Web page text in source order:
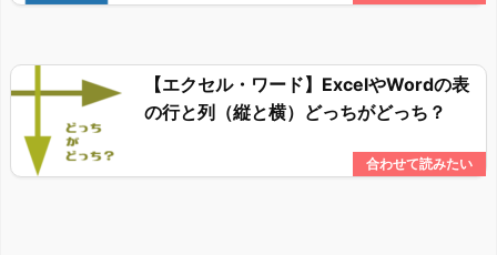
【エクセル・ワード】ExcelやWordの表
の行と列（縦と横）どっちがどっち？